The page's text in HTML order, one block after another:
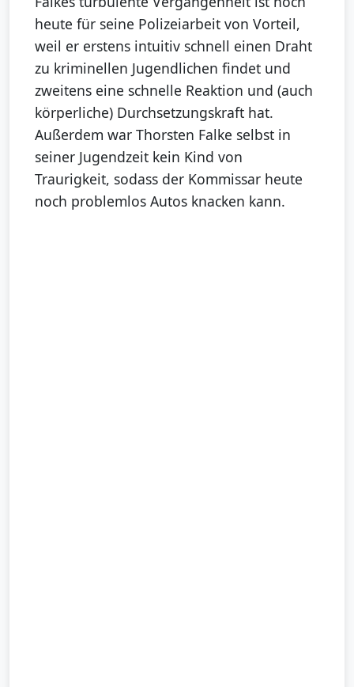
heute für seine Polizeiarbeit von Vorteil,
weil er erstens intuitiv schnell einen Draht
zu kriminellen Jugendlichen findet und
zweitens eine schnelle Reaktion und (auch
körperliche) Durchsetzungskraft hat.
Außerdem war Thorsten Falke selbst in
seiner Jugendzeit kein Kind von
Traurigkeit, sodass der Kommissar heute
noch problemlos Autos knacken kann.